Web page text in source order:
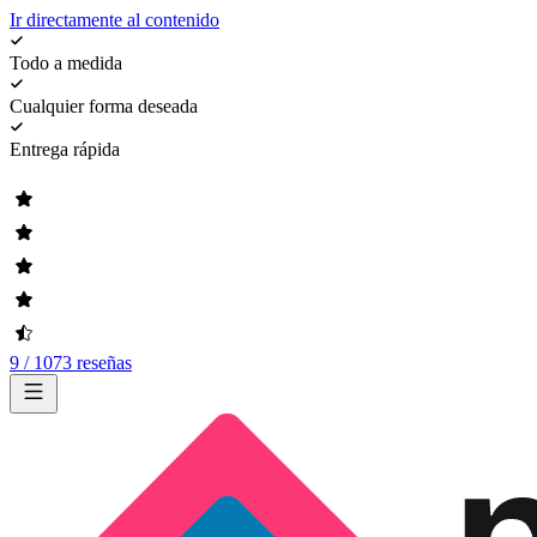
Ir directamente al contenido
Todo a medida
Cualquier forma deseada
Entrega rápida
9 / 1073 reseñas